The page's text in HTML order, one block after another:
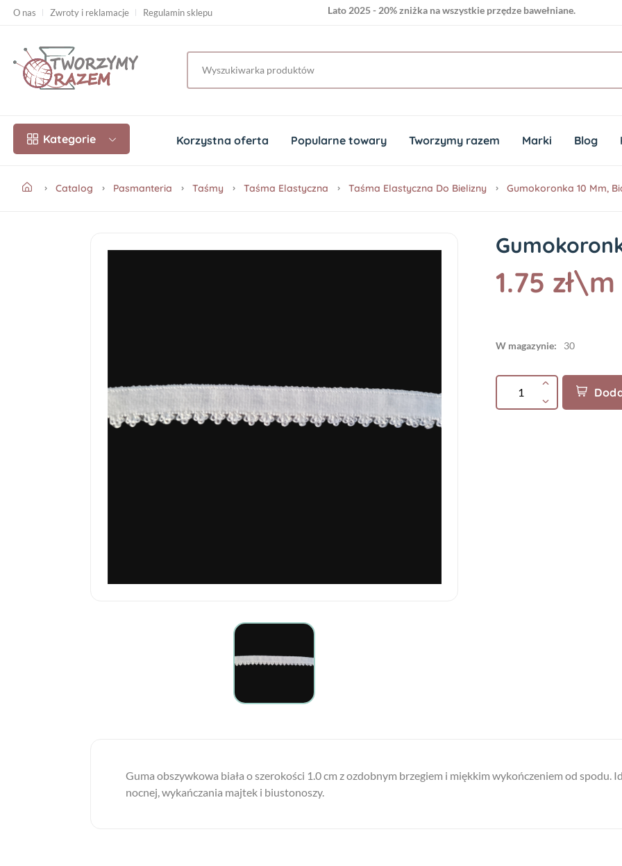
O nas Zwroty i reklamacje Regulamin sklepu Lato 2025 - 20% zniżka na wszystkie przędze bawełniane.
Kategorie Korzystna oferta Popularne towary Tworzymy razem Marki Blog
Catalog Pasmanteria Taśmy Taśma Elastyczna Taśma Elastyczna Do Bielizny Gumokoronka 10 Mm,
1.75 zł\m
W magazynie: 30
Guma obszywkowa biała o szerokości 1.0 cm z ozdobnym brzegiem i miękkim wykończeniem od spodu.
nocnej, wykańczania majtek i biustonoszy.